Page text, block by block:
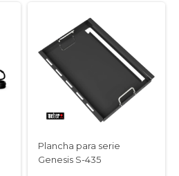
Plancha para serie
Genesis S-435